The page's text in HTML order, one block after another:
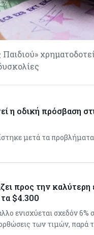
η οδική πρόσβαση
μετά τα
προς την
$4.300
ενισχύεται σχεδόν
των τιμών, παρά